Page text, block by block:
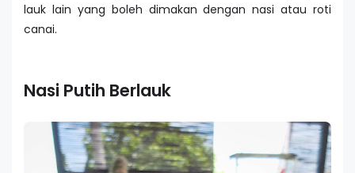
lauk lain yang boleh dimakan dengan nasi atau roti
canai.
Nasi Putih Berlauk